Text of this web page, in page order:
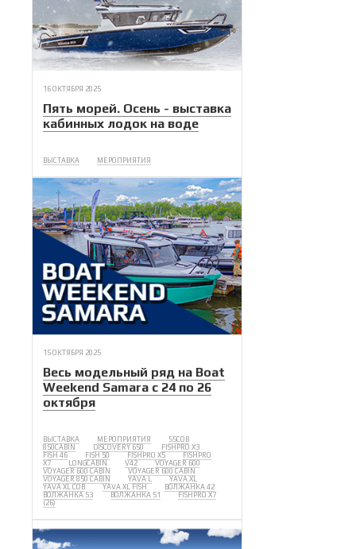
16 ОКТЯБРЯ 2025
Пять морей. Осень - выставка
кабинных лодок на воде
ВЫСТАВКА МЕРОПРИЯТИЯ
15 ОКТЯБРЯ 2025
Весь модельный ряд на Boat
Weekend Samara с 24 по 26
октября
ВЫСТАВКА МЕРОПРИЯТИЯ
55COB
850CABIN
DISCOVERY 650
FISHPRO X3
FISH 46
FISH 50 FISHPRO X5
FISHPRO
X7
LONGCABIN V42
VOYAGER 600
VOYAGER 600 CABIN
VOYAGER 600 CABIN
VOYAGER 850 CABIN
YAVA L
YAVA XL
YAVA XL COB
YAVA XL FISH
ВОЛЖАНКА 42
ВОЛЖАНКА 53
ВОЛЖАНКА 51
FISHPRO X7
(26)